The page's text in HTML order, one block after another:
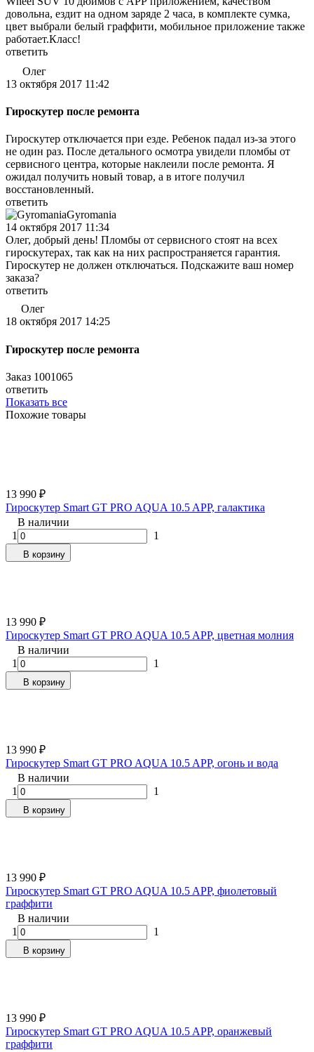
довольна, ездит на одном заряде 2 часа, в комплекте сумка,
цвет выбрали белый граффити, мобильное приложение также
работает.Класс!
ответить
Олег
13 октября 2017 11:42
Гироскутер после ремонта
Гироскутер отключается при езде. Ребенок падал из-за этого
не один раз. После детального осмотра увидели пломбы от
сервисного центра, которые наклеили после ремонта. Я
ожидал получить новый товар, а в итоге получил
восстановленный.
ответить
Gyromania
14 октября 2017 11:34
Олег, добрый день! Пломбы от сервисного стоят на всех
гироскутерах, так как на них распространяется гарантия.
Гироскутер не должен отключаться. Подскажите ваш номер
заказа?
ответить
Олег
18 октября 2017 14:25
Гироскутер после ремонта
Заказ 1001065
ответить
Показать все
Похожие товары
13 990 ₽
Гироскутер Smart GT PRO AQUA 10.5 APP, галактика
В наличии
1
1
В корзину
13 990 ₽
Гироскутер Smart GT PRO AQUA 10.5 APP, цветная молния
В наличии
1
1
В корзину
13 990 ₽
Гироскутер Smart GT PRO AQUA 10.5 APP, огонь и вода
В наличии
1
1
В корзину
13 990 ₽
Гироскутер Smart GT PRO AQUA 10.5 APP, фиолетовый
граффити
В наличии
1
1
В корзину
13 990 ₽
Гироскутер Smart GT PRO AQUA 10.5 APP, оранжевый
граффити